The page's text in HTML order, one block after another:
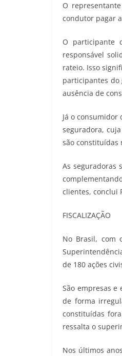
O
condutor pagar
O
responsável
rateio. Isso
participantes do
ausência de
Já o
seguradora,
são constituídas
As
clientes, conclui
FISCALIZAÇÃO
No Brasil, com
de 180 ações
São empresas
de forma
constituídas
ressalta o
Nos últimos